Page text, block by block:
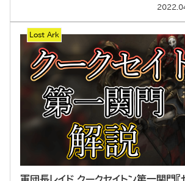
Lost Ark
軍団長レイド クークセイトン第一関門『